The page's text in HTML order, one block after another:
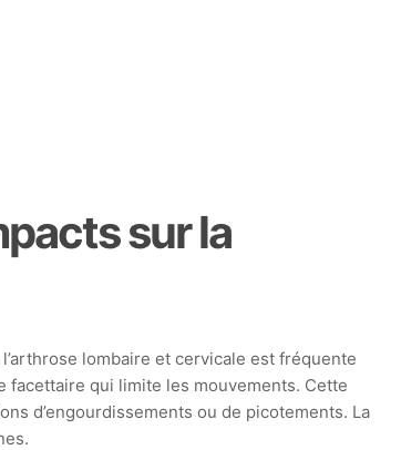
sur la
lombaire et cervicale est fréquente
facettaire qui limite les mouvements. Cette
d’engourdissements ou de picotements. La